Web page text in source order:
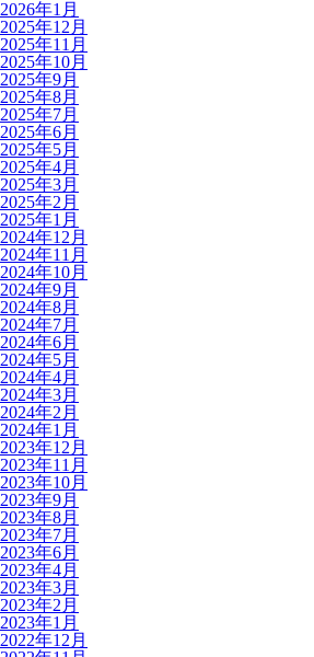
2026年1月
2025年12月
2025年11月
2025年10月
2025年9月
2025年8月
2025年7月
2025年6月
2025年5月
2025年4月
2025年3月
2025年2月
2025年1月
2024年12月
2024年11月
2024年10月
2024年9月
2024年8月
2024年7月
2024年6月
2024年5月
2024年4月
2024年3月
2024年2月
2024年1月
2023年12月
2023年11月
2023年10月
2023年9月
2023年8月
2023年7月
2023年6月
2023年4月
2023年3月
2023年2月
2023年1月
2022年12月